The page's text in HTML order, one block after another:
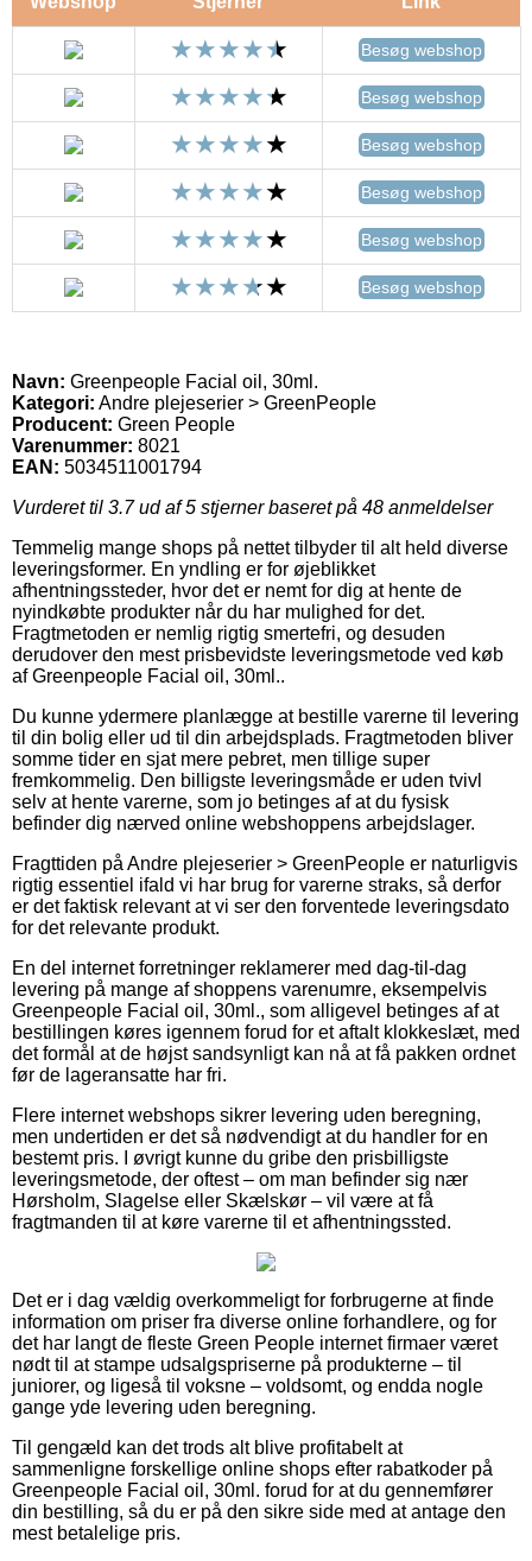
Besøg webshop
Besøg webshop
Besøg webshop
Besøg webshop
Besøg webshop
Besøg webshop
Navn: Greenpeople Facial oil, 30ml.
Kategori: Andre plejeserier > GreenPeople
Producent: Green People
Varenummer: 8021
EAN: 5034511001794
Vurderet til 3.7ud af 5 stjerner baseret på 48 anmeldelser
Temmelig mange shops på nettet tilbyder til alt held diverse
leveringsformer. En yndling er for øjeblikket
afhentningssteder, hvor det er nemt for dig at hente de
nyindkøbte produkter når du har mulighed for det.
Fragtmetoden er nemlig rigtig smertefri, og desuden
derudover den mest prisbevidste leveringsmetode ved køb
af Greenpeople Facial oil, 30ml..
Du kunne ydermere planlægge at bestille varerne til levering
til din bolig eller ud til din arbejdsplads. Fragtmetoden bliver
somme tider en sjat mere pebret, men tillige super
fremkommelig. Den billigste leveringsmåde er uden tvivl
selv at hente varerne, som jo betinges af at du fysisk
befinder dig nærved online webshoppens arbejdslager.
Fragttiden på Andre plejeserier > GreenPeople er naturligvis
rigtig essentiel ifald vi har brug for varerne straks, så derfor
er det faktisk relevant at vi ser den forventede leveringsdato
for det relevante produkt.
En del internet forretninger reklamerer med dag-til-dag
levering på mange af shoppens varenumre, eksempelvis
Greenpeople Facial oil, 30ml., som alligevel betinges af at
bestillingen køres igennem forud for et aftalt klokkeslæt, med
det formål at de højst sandsynligt kan nå at få pakken ordnet
før de lageransatte har fri.
Flere internet webshops sikrer levering uden beregning,
men undertiden er det så nødvendigt at du handler for en
bestemt pris. I øvrigt kunne du gribe den prisbilligste
leveringsmetode, der oftest – om man befinder sig nær
Hørsholm, Slagelse eller Skælskør – vil være at få
fragtmanden til at køre varerne til et afhentningssted.
Det er i dag vældig overkommeligt for forbrugerne at finde
information om priser fra diverse online forhandlere, og for
det har langt de fleste Green People internet firmaer været
nødt til at stampe udsalgspriserne på produkterne – til
juniorer, og ligeså til voksne – voldsomt, og endda nogle
gange yde levering uden beregning.
Til gengæld kan det trods alt blive profitabelt at
sammenligne forskellige online shops efter rabatkoder på
Greenpeople Facial oil, 30ml. forud for at du gennemfører
din bestilling, så du er på den sikre side med at antage den
mest betalelige pris.